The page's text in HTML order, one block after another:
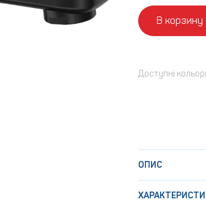
В корзину
Доступні
ОПИС